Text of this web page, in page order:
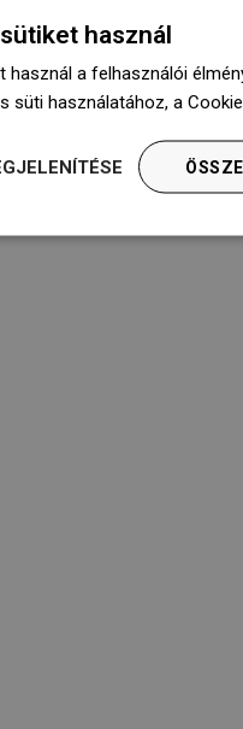
használ
használ a felhasználói
süti használatához, a